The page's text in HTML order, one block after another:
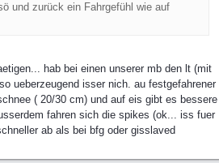
und zurück ein Fahrgefühl wie auf
hab bei einen unserer mb den lt (mit
ueberzeugend isser nich. au festgefahrener
( 20/30 cm) und auf eis gibt es bessere
fahren sich die spikes (ok... iss fuer
ab als bei bfg oder gisslaved